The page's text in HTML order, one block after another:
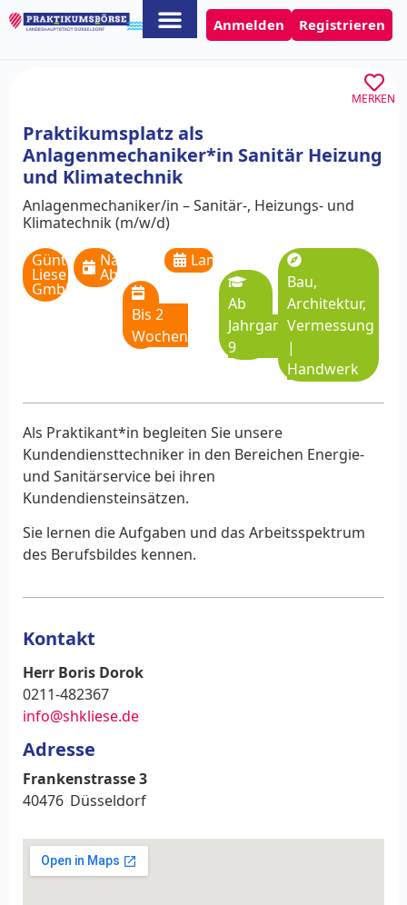
Anmelden Registrieren
MERKEN
Praktikumsplatz als
Anlagenmechaniker*in Sanitär Heizung
und Klimatechnik
Anlagenmechaniker/in – Sanitär-, Heizungs- und
Klimatechnik (m/w/d)
Günter
Liese
GmbH
Nach
Absprache
Bis 2
Wochen
Langzeitpraktikum
Ab
Jahrgangsstufe
9
Bau,
Architektur,
Vermessung
|
Handwerk
Als Praktikant*in begleiten Sie unsere
Kundendiensttechniker in den Bereichen Energie-
und Sanitärservice bei ihren
Kundendiensteinsätzen.
Sie lernen die Aufgaben und das Arbeitsspektrum
des Berufsbildes kennen.
Kontakt
Herr Boris Dorok
0211-482367
info@shkliese.de
Adresse
Frankenstrasse 3
40476 Düsseldorf